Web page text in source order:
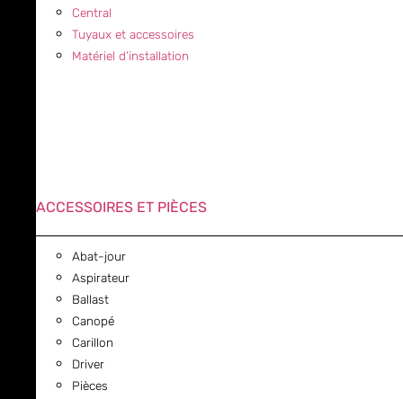
Central
Tuyaux et accessoires
Matériel d’installation
ACCESSOIRES ET PIÈCES
Abat-jour
Aspirateur
Ballast
Canopé
Carillon
Driver
Pièces